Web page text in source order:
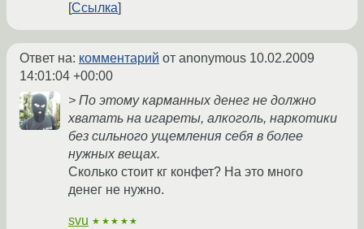
Ссылка
Ответ на: комментарий от anonymous 10.02.2009
14:01:04 +00:00
> По этому карманных денег не должно
хватать на игареты, алкоголь, наркотики
без сильного ущемления себя в более
нужных вещах.
Сколько стоит кг конфет? На это много
денег не нужно.
svu ★★★★★